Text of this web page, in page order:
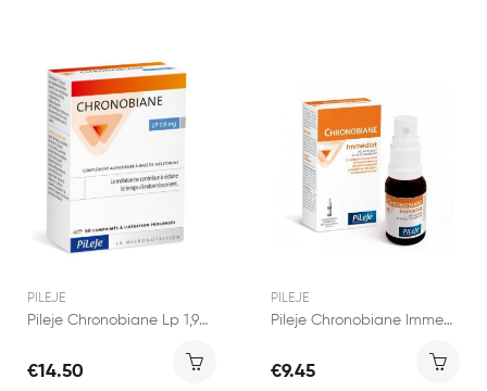
PILEJE
Pileje Chronobiane Lp 1,9mg 60 Comprimés
€14.50
PILEJE
Pileje Chronobiane Immediat Spray Sublingual 20ml
€9.45